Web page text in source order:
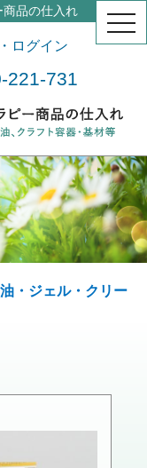
品の仕入れ
ログイン
221-731
・ジェル・クリー